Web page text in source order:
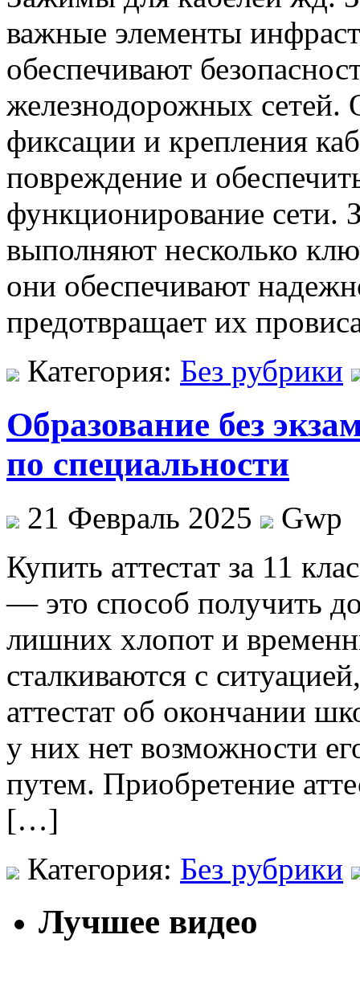
важные элементы
обеспечивают
железнодорожных сетей.
фиксации и крепления
повреждение и
функционирование сети.
выполняют несколько
они обеспечивают
предотвращает их
Категория: Без рубрики
Образование без
по специальности
21 Февраль 2025
Gwp
Купить aттeстaт зa 11
— это способ получить
лишних хлопот и
сталкиваются с
аттестат об окончании
у них нет возможности
путем. Приобретение
[…]
Категория: Без рубрики
Лучшее видео